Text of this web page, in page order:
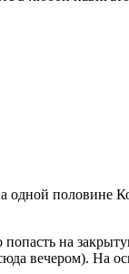
одной
на
вечером). На